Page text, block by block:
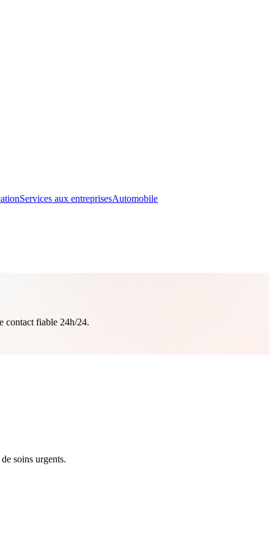
Services aux entreprisesAutomobile
contact fiable 24h/24.
soins urgents.